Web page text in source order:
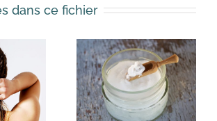
dans ce fichier